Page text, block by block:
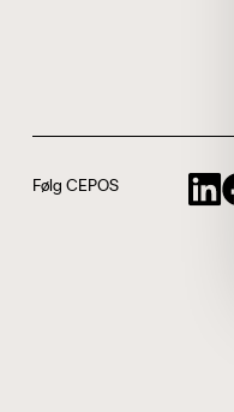
Følg CEPOS